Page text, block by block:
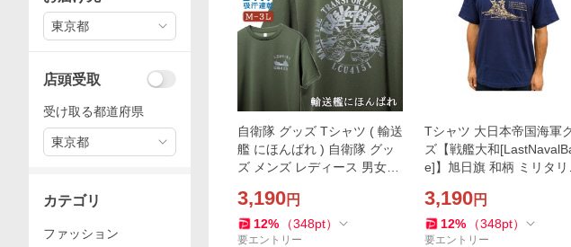
自衛隊 グッズ Tシャツ ( 輸送
艦 にほんばれ ) 自衛隊 グッ
ズ メンズ レディース 男女兼
ドライ ドライTシャツ 吸水
速乾 M L LL 3
3,190円
12% （348pt）
要エントリー
Tシャツ 大日本帝国海軍
ズ【戦艦大和
e]】旭日旗 和柄 ミリタリ
軍 聯合艦隊 連合艦隊 山本
十六 半袖 メンズ
3,190円
12% （348pt）
要エントリー
東京都
店頭受取
受け取る都道府県
東京都
カテゴリ
ファッション